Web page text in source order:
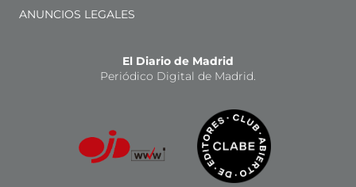
ANUNCIOS LEGALES
El Diario de Madrid
Periódico Digital de Madrid.